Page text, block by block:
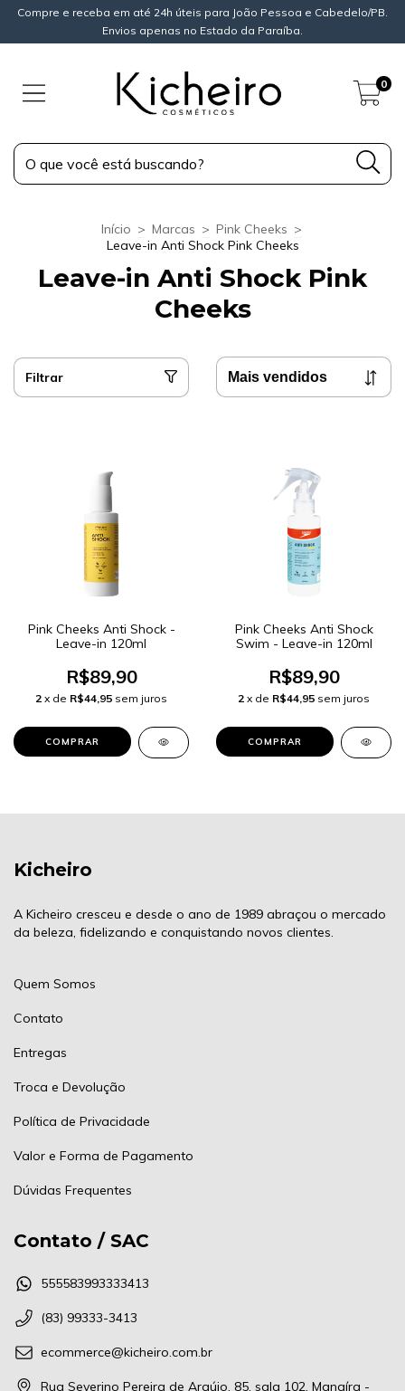
Compre e receba em até 24h úteis para João Pessoa e Cabedelo/PB.
Envios apenas no Estado da Paraíba.
0
Início > Marcas > Pink Cheeks >
Leave-in Anti Shock Pink Cheeks
Leave-in Anti Shock Pink
Cheeks
Filtrar
Pink Cheeks Anti Shock -
Leave-in 120ml
R$89,90
2 x de R$44,95 sem juros
Pink Cheeks Anti Shock
Swim - Leave-in 120ml
R$89,90
2 x de R$44,95 sem juros
Kicheiro
A Kicheiro cresceu e desde o ano de 1989 abraçou o mercado
da beleza, fidelizando e conquistando novos clientes.
Quem Somos
Contato
Entregas
Troca e Devolução
Política de Privacidade
Valor e Forma de Pagamento
Dúvidas Frequentes
Contato / SAC
555583993333413
(83) 99333-3413
ecommerce@kicheiro.com.br
Rua Severino Pereira de Araújo, 85, sala 102, Manaíra -